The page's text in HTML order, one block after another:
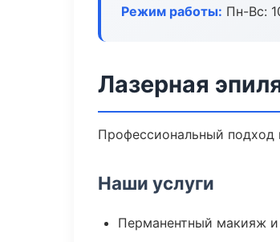
Режим работы: Пн-Вс:
Лазерная
Профессиональный подход
Наши услуги
Перманентный макияж